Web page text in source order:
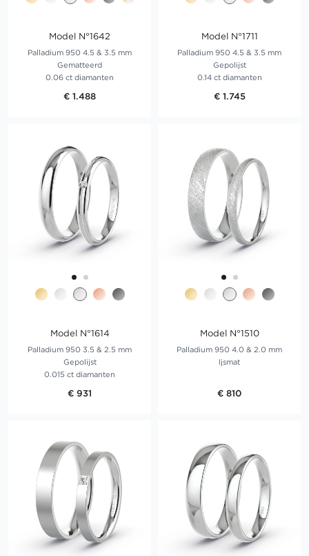
Model N°1642
Palladium 950 4.5 & 3.5 mm
Gematteerd
0.06 ct diamanten
€ 1.488
Model N°1711
Palladium 950 4.5 & 3.5 mm
Gepolijst
0.14 ct diamanten
€ 1.745
Model N°1614
Palladium 950 3.5 & 2.5 mm
Gepolijst
0.015 ct diamanten
€ 931
Model N°1510
Palladium 950 4.0 & 2.0 mm
Ijsmat
€ 810